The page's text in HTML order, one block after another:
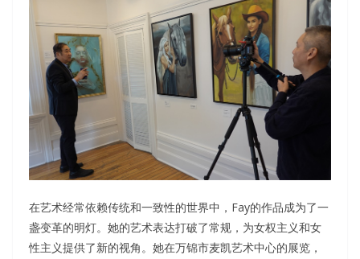
在艺术经常依赖传统和一致性的世界中，Fay的作品成为了一
盏变革的明灯。她的艺术表达打破了常规，为女权主义和女
性主义提供了新的视角。她在万锦市麦凯艺术中心的展览，